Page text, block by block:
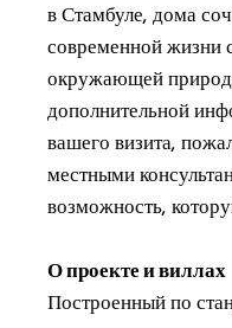
в Стамбуле, дома
современной жизни
окружающей
дополнительной
вашего визита,
местными
возможность,
О проекте и виллах
Построенный по